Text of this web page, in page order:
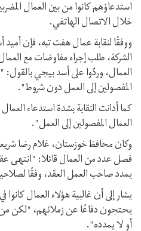
استدعاؤهم كانوا من بين العمال
خلال الاتصال الهاتفي.
ووفقًا لنقابة عمال هفت تبه، فإن
الشركة، طلب إجراء مفاوضات مع
العمال، وردّوا على أسد بيجي
المفصولين إلى العمل دون شروط".
كما أدانت النقابة بشدة استدعاء
العمال المفصولين إلى العمل".
وكان محافظ خوزستان، غلام رضا
فصل عدد من العمال قائلا: "انتهى
يمدد صاحب العمل العقد، وفقًا
يشار إلى أن غالبية هؤلاء العمال
يحتجون دفاعًا عن زملائهم، "لكن
أو لا يمدده".